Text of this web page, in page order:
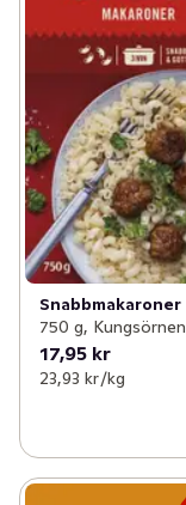
Snabbmakaroner
750 g, Kungsörnen
17,95 kr
23,93 kr /kg